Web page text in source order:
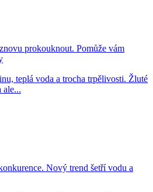
prokouknout. Pomůže vám
teplá voda a trocha trpělivosti. Žluté
ale...
Nový trend šetří vodu a